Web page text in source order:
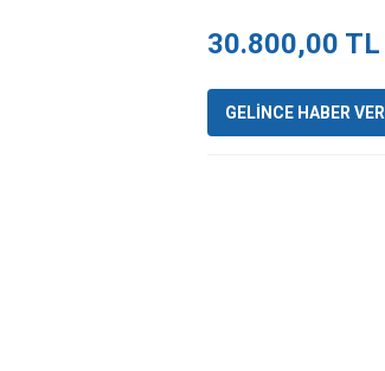
30.800,00 TL
GELİNCE HABER VER